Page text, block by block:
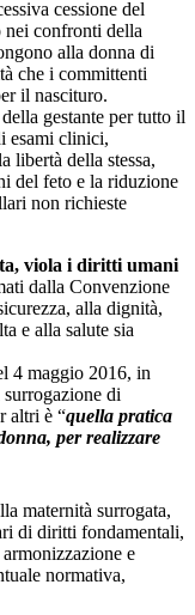
cessione del
nei confronti della
alla donna di
che i committenti
il nascituro.
gestante per tutto il
esami clinici,
libertà della stessa,
del feto e la riduzione
non richieste
viola i diritti umani
dalla Convenzione
alla dignità,
e alla salute sia
4 maggio 2016, in
di
altri è “quella pratica
per realizzare
maternità surrogata,
di diritti fondamentali,
e
normativa,